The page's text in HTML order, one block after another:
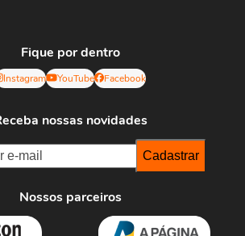
Fique por dentro
Instagram YouTube Facebook
nossas novidades
Nossos parceiros